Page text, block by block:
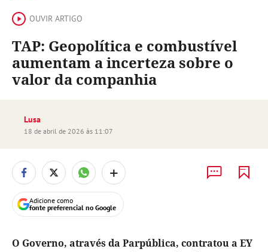
OUVIR ARTIGO
TAP: Geopolítica e combustível
aumentam a incerteza sobre o
valor da companhia
Lusa
18 de abril de 2026 às 11:07
+
Adicione como
fonte preferencial no Google
O Governo, através da Parpública, contratou a EY